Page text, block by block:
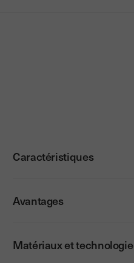
Caractéristiques
Avantages
Matériaux et technologie